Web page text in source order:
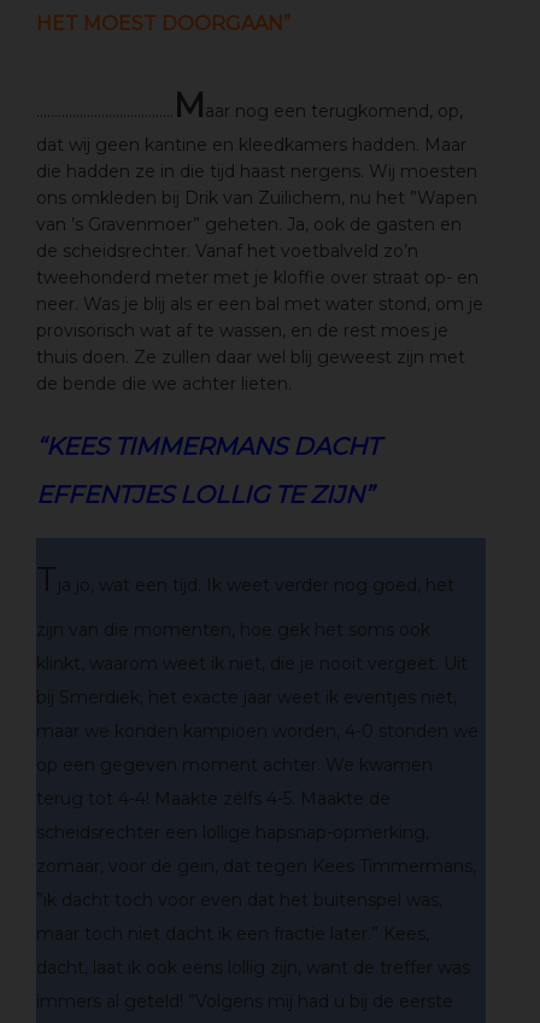
HET MOEST DOORGAAN”
……………………………….. Maar nog een terugkomend, op,
dat wij geen kantine en kleedkamers hadden. Maar
die hadden ze in die tijd haast nergens. Wij moesten
ons omkleden bij Drik van Zuilichem, nu het ”Wapen
van ’s Gravenmoer” geheten. Ja, ook de gasten en
de scheidsrechter. Vanaf het voetbalveld zo’n
tweehonderd meter met je kloffie over straat op- en
neer. Was je blij als er een bal met water stond, om je
provisorisch wat af te wassen, en de rest moes je
thuis doen. Ze zullen daar wel blij geweest zijn met
de bende die we achter lieten.
“KEES TIMMERMANS DACHT
EFFENTJES LOLLIG TE ZIJN”
Tja jo, wat een tijd. Ik weet verder nog goed, het
zijn van die momenten, hoe gek het soms ook
klinkt, waarom weet ik niet, die je nooit vergeet. Uit
bij Smerdiek, het exacte jaar weet ik eventjes niet,
maar we konden kampioen worden, 4-0 stonden we
op een gegeven moment achter. We kwamen
terug tot 4-4! Maakte zélfs 4-5. Maakte de
scheidsrechter een lollige hapsnap-opmerking,
zomaar, voor de gein, dat tegen Kees Timmermans,
”ik dacht toch voor even dat het buitenspel was,
maar toch niet dacht ik een fractie later.” Kees,
dacht, laat ik ook eens lollig zijn, want de treffer was
immers al geteld! ”Volgens mij had u bij de eerste